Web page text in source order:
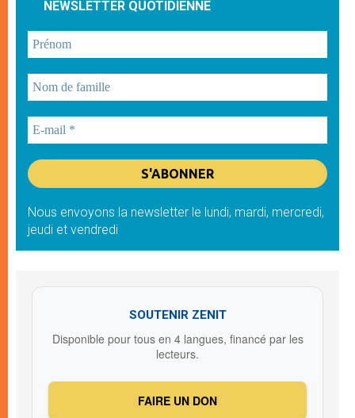
NEWSLETTER QUOTIDIENNE
Nous envoyons la newsletter le lundi, mardi, mercredi,
jeudi et vendredi
SOUTENIR ZENIT
Disponible pour tous en 4 langues, financé par les
lecteurs.
FAIRE UN DON